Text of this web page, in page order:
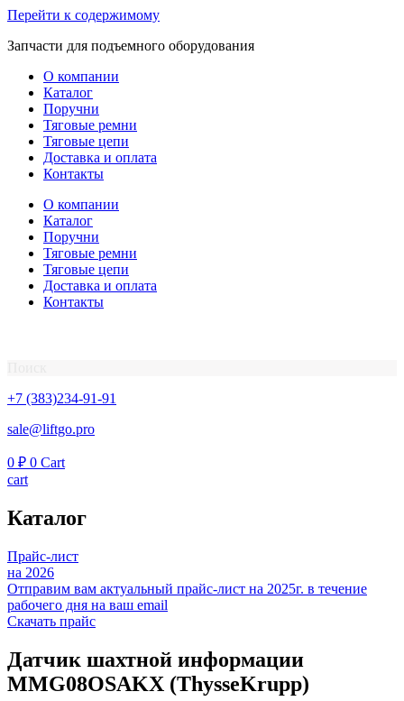
Перейти к содержимому
Запчасти для подъемного оборудования
О компании
Каталог
Поручни
Тяговые ремни
Тяговые цепи
Доставка и оплата
Контакты
О компании
Каталог
Поручни
Тяговые ремни
Тяговые цепи
Доставка и оплата
Контакты
+7 (383)234-91-91
sale@liftgo.pro
0 ₽ 0 Cart
cart
Каталог
Прайс-лист
на 2026
Отправим вам актуальный прайс-лист на 2025г. в течение
рабочего дня на ваш email
Скачать прайс
Датчик шахтной информации
MMG08OSAKX (ThysseKrupp)